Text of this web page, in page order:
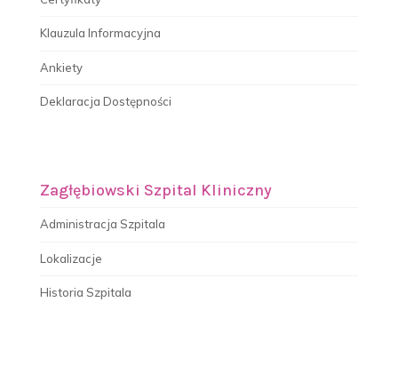
Klauzula Informacyjna
Ankiety
Deklaracja Dostępności
Zagłębiowski Szpital Kliniczny
Administracja Szpitala
Lokalizacje
Historia Szpitala